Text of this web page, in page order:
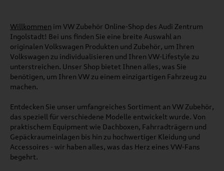
Willkommen im VW Zubehör Online-Shop des Audi Zentrum
Ingolstadt! Bei uns finden Sie eine breite Auswahl an
originalen Volkswagen Produkten und Zubehör, um Ihren
Volkswagen zu individualisieren und Ihren VW-Lifestyle zu
unterstreichen. Unser Shop bietet Ihnen alles, was Sie
benötigen, um Ihren VW zu einem einzigartigen Fahrzeug zu
machen.
Entdecken Sie unser umfangreiches Sortiment an VW Zubehör,
das speziell für verschiedene Modelle entwickelt wurde. Von
praktischem Equipment wie Dachboxen, Fahrradträgern und
Gepäckraumeinlagen bis hin zu hochwertiger Kleidung und
Accessoires - wir haben alles, was das Herz eines VW-Fans
begehrt.